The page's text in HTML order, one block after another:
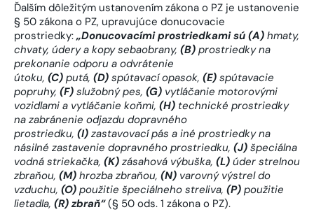
Ďalším dôležitým ustanovením zákona o PZ je ustanovenie
§ 50 zákona o PZ, upravujúce donucovacie
prostriedky:„Donucovacími prostriedkami sú (A) hmaty,
chvaty, údery a kopy sebaobrany, (B) prostriedky na
prekonanie odporu a odvrátenie
útoku, (C) putá, (D) spútavací opasok, (E) spútavacie
popruhy, (F) služobný pes, (G) vytláčanie motorovými
vozidlami a vytláčanie koňmi, (H) technické prostriedky
na zabránenie odjazdu dopravného
prostriedku, (I) zastavovací pás a iné prostriedky na
násilné zastavenie dopravného prostriedku, (J) špeciálna
vodná striekačka, (K) zásahová výbuška, (L) úder strelnou
zbraňou, (M) hrozba zbraňou, (N) varovný výstrel do
vzduchu, (O) použitie špeciálneho streliva, (P) použitie
lietadla, (R) zbraň“ (§ 50 ods. 1 zákona o PZ).